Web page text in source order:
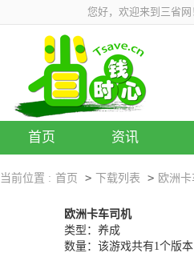
您好，欢迎来到三省网
首页 资讯
当前位置 : 首页 > 下载列表 > 欧洲
欧洲卡车司机
类型：养成
数量：该游戏共有1个版本